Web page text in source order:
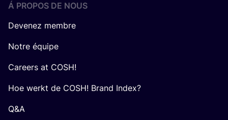
Á PROPOS DE NOUS
Devenez membre
Notre équipe
Careers at COSH!
Hoe werkt de COSH! Brand Index?
Q&A